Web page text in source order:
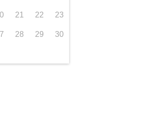
21 22 23
28 29 30